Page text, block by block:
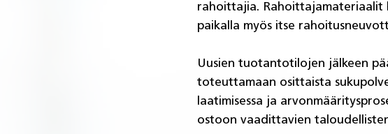
rahoittajia. Rahoittajamateriaalit
paikalla myös itse
Uusien tuotantotilojen jälkeen
toteuttamaan osittaista
laatimisessa ja
ostoon vaadittavien